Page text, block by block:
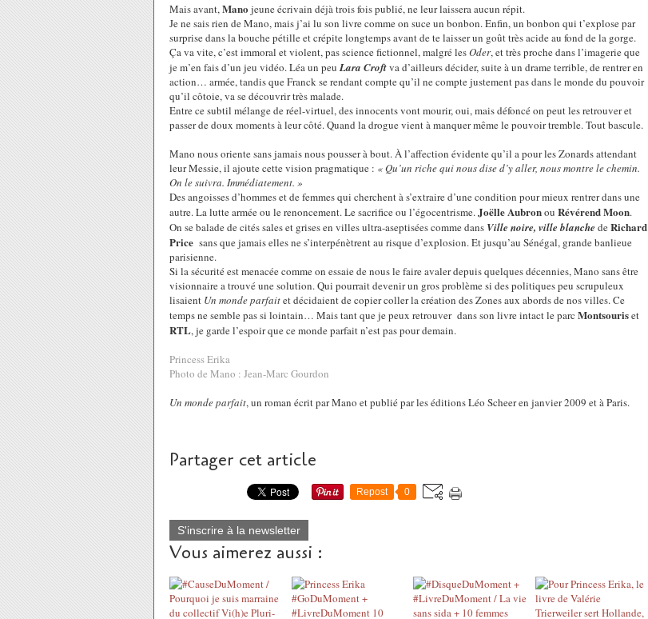
Mais avant,Mano jeune écrivain déjà trois fois publié, ne leur laissera aucun répit.
Je ne sais rien de Mano, mais j’ai lu son livre comme on suce un bonbon. Enfin, un bonbon qui t’explose par
surprise dans la bouche pétille et crépite longtemps avant de te laisser un goût très acide au fond de la gorge.
Ça va vite, c’est immoral et violent, pas science fictionnel, malgré lesOder, et très proche dans l’imagerie que
je m’en fais d’un jeu vidéo. Léa un peu Lara Croftva d’ailleurs décider, suite à un drame terrible, de rentrer en
action… armée, tandis que Franck se rendant compte qu’il ne compte justement pas dans le monde du pouvoir
qu’il côtoie, va se découvrir très malade.
Entre ce subtil mélange de réel-virtuel, des innocents vont mourir, oui, mais défoncé on peut les retrouver et
passer de doux moments à leur côté. Quand la drogue vient à manquer même le pouvoir tremble. Tout bascule.
Mano nous oriente sans jamais nous pousser à bout. À l’affection évidente qu’il a pour les Zonards attendant
leur Messie, il ajoute cette vision pragmatique : « Qu’un riche qui nous dise d’y aller, nous montre le chemin.
On le suivra. Immédiatement. »
Des angoisses d’hommes et de femmes qui cherchent à s’extraire d’une condition pour mieux rentrer dans une
autre. La lutte armée ou le renoncement. Le sacrifice ou l’égocentrisme.Joëlle Aubronou Révérend Moon.
On se balade de cités sales et grises en villes ultra-aseptisées comme dans Ville noire, ville blanche deRichard
Price sans que jamais elles ne s’interpénètrent au risque d’explosion. Et jusqu’au Sénégal, grande banlieue
parisienne.
Si la sécurité est menacée comme on essaie de nous le faire avaler depuis quelques décennies, Mano sans être
visionnaire a trouvé une solution. Qui pourrait devenir un gros problème si des politiques peu scrupuleux
lisaient Un monde parfaitet décidaient de copier coller la création des Zones aux abords de nos villes. Ce
temps ne semble pas si lointain… Mais tant que je peux retrouver dans son livre intact le parc Montsouriset
RTL, je garde l’espoir que ce monde parfait n’est pas pour demain.
Princess Erika
Photo de Mano : Jean-Marc Gourdon
Un monde parfait, un roman écrit par Mano et publié par les éditions Léo Scheer en janvier 2009 et à Paris.
Partager cet article
Repost 0
S'inscrire à la newsletter
Vous aimerez aussi :